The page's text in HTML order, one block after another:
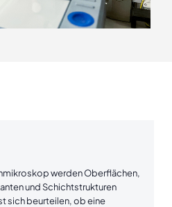
werden Oberflächen,
und Schichtstrukturen
sich beurteilen, ob eine